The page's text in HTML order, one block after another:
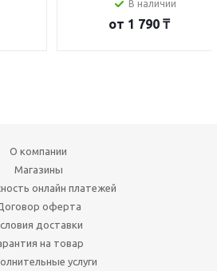
В наличии
от 1 790 ₸
О компании
Магазины
онлайн платежей
оферта
доставки
на товар
услуги